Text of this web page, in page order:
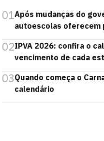
01Após mudanças do
autoescolas oferecem
02IPVA 2026: confira o
vencimento de cada
03Quando começa o
calendário